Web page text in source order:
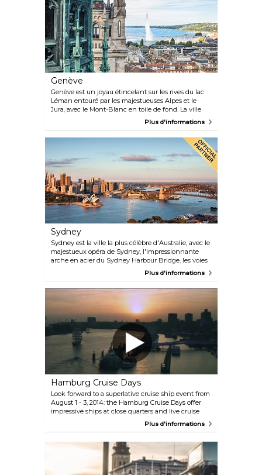
naturelles, ce qui rend unique sa situation.
Amersfoort est la ville la meilleure accessible des
Pays-Bas, aussi bien en voiture qu’en train et se
trouve à 30 minutes de l’aéroport Schiphol.
Genève
Genève est un joyau étincelant sur les rives du lac
Léman entouré par les majestueuses Alpes et le
Jura, avec le Mont-Blanc en toile de fond. La ville
respire la beauté, l'élégance et un style de vie
du secteur bancaire, la ville accueille des personnes
venues des quatre coins du monde. Genève offre
d'excellents restaurants, des boutiques exclusives,
de magnifiques parcs et une vie culturelle animée.
Grâce à son agencement compact, vous pouvez
facilement découvrir les points d'intérêt de Genève
à pied. Ses transports en commun rapides et
efficaces facilitent également les excursions d'une
journée au départ de la ville.
Plus d'informations
Sydney
Sydney est la ville la plus célèbre d'Australie, avec le
majestueux opéra de Sydney, l'impressionnante
arche en acier du Sydney Harbour Bridge, les voies
navigables scintillantes et le sable blanc de Bondi
bien d'autres couches enchanteresses à découvrir.
Cette belle ville cosmopolite célèbre sa diversité
culturelle et son patrimoine, ainsi que sa passion
pour les arts et le sport. Le climat tempéré rend
Sydney spectaculaire à tout moment de l'année, et
l'attitude amicale et décontractée de la ville incite
les visiteurs à revenir « Down Under » pour en
découvrir plus !
Plus d'informations
Hamburg Cruise Days
Look forward to a superlative cruise ship event from
August 1 - 3, 2014: the Hamburg Cruise Days offer
impressive ships at close quarters and live cruise
feeling – a stunning three days simply packed with
maritime atmosphere, delicious food and drink, and
in on Hamburg during the Hamburg Cruise Days to
anchor in the port. The Blue Port illuminations by
artist Michael Batz will bathe the harbour in a
magical blue light, the dockside itself will become a
Plus d'informations